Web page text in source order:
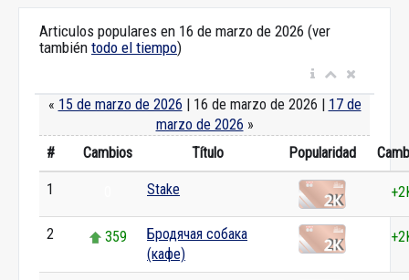
Articulos populares en 16 de marzo de 2026 (ver
también todo el tiempo)
« 15 de marzo de 2026 | 16 de marzo de 2026 | 17 de
marzo de 2026 »
#
Cambios Título Popularidad
1 Stake
2 359
Бродячая собака
(кафе)